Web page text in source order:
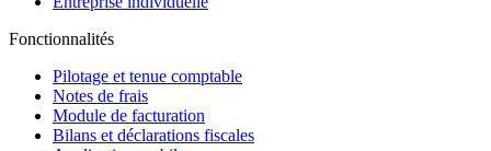
Fonctionnalités
Pilotage et tenue comptable
Notes de frais
Module de facturation
Bilans et déclarations fiscales